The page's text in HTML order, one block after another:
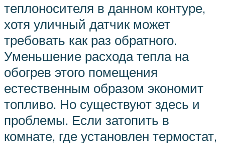
теплоносителя в данном контуре,
хотя уличный датчик может
требовать как раз обратного.
Уменьшение расхода тепла на
обогрев этого помещения
естественным образом экономит
топливо. Но существуют здесь и
проблемы. Если затопить в
комнате, где установлен термостат,